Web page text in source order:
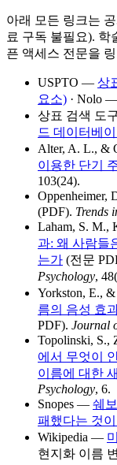
아래 모든 링크는
료 구독 불필요). 학
픈 액세스 전문을
USPTO — 상
요소) · Nolo —
상표 검색 도
드 데이터베
Alter, A. L., &
이용한 단기
103(24).
Oppenheimer,
(PDF). Trends
Laham, S. M.,
과: 왜 사람들
는가 (전문
Psychology,
Yorkston, E.,
름의 음성 효
PDF). Journal
Topolinski, S.,
에서 무엇이
이름에 대한
Psychology, 6.
Snopes — 쉐
패했다는 것
Wikipedia —
현지화 이름